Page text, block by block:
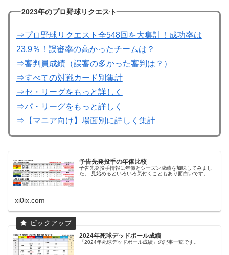
2023年のプロ野球リクエスト
⇒プロ野球リクエスト全548回を大集計！成功率は
23.9％！誤審率の高かったチームは？
⇒審判員成績（誤審の多かった審判は？）
⇒すべての対戦カード別集計
⇒セ・リーグをもっと詳しく
⇒パ・リーグをもっと詳しく
⇒【マニア向け】場面別に詳しく集計
予告先発投手の年俸比較
予告先発投手情報に年俸とシーズン成績を加味してみまし
た。 見始めるといろいろ気付くこともあり面白いです。
xi0ix.com
2024年死球デッドボール成績
「2024年死球デッドボール成績」の記事一覧です。